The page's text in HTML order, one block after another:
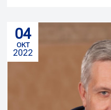
04
окт
2022